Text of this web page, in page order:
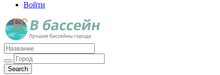
Войти
Лучшие бассейны города